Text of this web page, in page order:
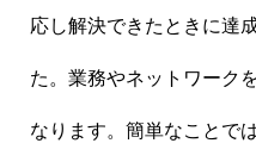
応し解決できたときに達
た。業務やネットワーク
なります。簡単なことで